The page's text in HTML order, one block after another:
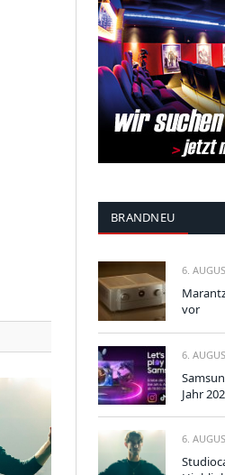
BRANDNEU
6.
vor
6.
Jahr
6.